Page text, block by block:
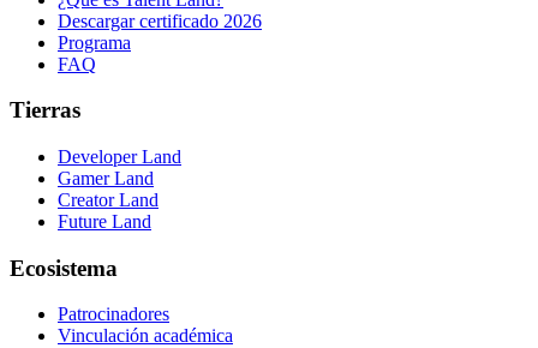
Descargar certificado 2026
Programa
FAQ
Tierras
Developer Land
Gamer Land
Creator Land
Future Land
Ecosistema
Patrocinadores
Vinculación académica